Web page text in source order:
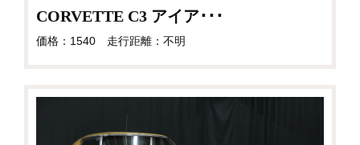
CORVETTE C3 アイア･･･
価格：1540 走行距離：不明